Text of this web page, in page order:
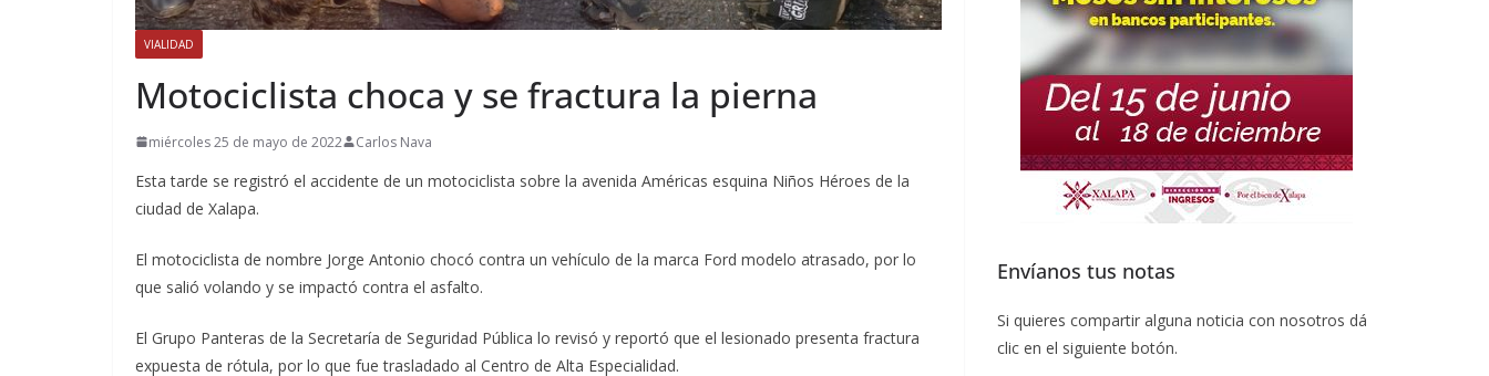
VIALIDAD
Motociclista choca y se fractura la pierna
miércoles 25 de mayo de 2022 Carlos Nava
Esta tarde se registró el accidente de un motociclista sobre la avenida Américas esquina Niños Héroes de la
ciudad de Xalapa.
El motociclista de nombre Jorge Antonio chocó contra un vehículo de la marca Ford modelo atrasado, por lo
que salió volando y se impactó contra el asfalto.
El Grupo Panteras de la Secretaría de Seguridad Pública lo revisó y reportó que el lesionado presenta fractura
expuesta de rótula, por lo que fue trasladado al Centro de Alta Especialidad.
Envíanos tus notas
Si quieres compartir alguna noticia con nosotros dá
clic en el siguiente botón.